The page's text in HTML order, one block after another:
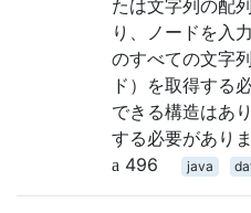
たは文字列の配
り、ノードを入
のすべての文字
ド）を取得する
できる構造はあ
する必要があり
496
java